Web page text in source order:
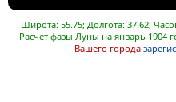
Широта: 55.75; Долгота: 37.62;
Расчет фазы Луны на январь 1904
Вашего города